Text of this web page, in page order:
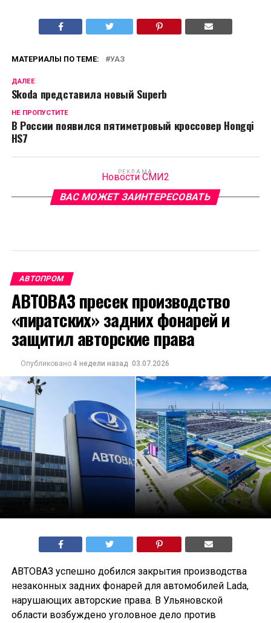
МАТЕРИАЛЫ ПО ТЕМЕ: УАЗ
ДАЛЕЕ
Skoda представила новый Superb
НЕ ПРОПУСТИТЕ
В России появился пятиметровый кроссовер Hongqi
HS7
РЕКЛАМА
Новости СМИ2
ВАС МОЖЕТ ЗАИНТЕРЕСОВАТЬ
АВТОПРОМ
АВТОВАЗ пресек производство
«пиратских» задних фонарей и
защитил авторские права
Опубликовано 4 недели назад 03.07.2026
АВТОВАЗ успешно добился закрытия производства
незаконных задних фонарей для автомобилей Lada,
нарушающих авторские права. В Ульяновской
области возбуждено уголовное дело против